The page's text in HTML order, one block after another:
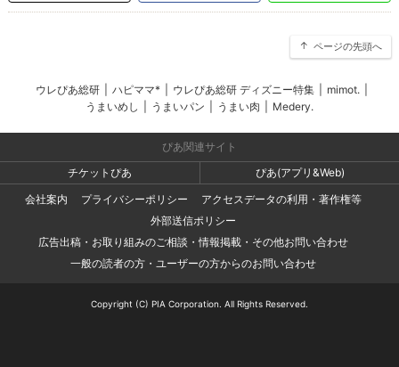
ページの先頭へ
ウレぴあ総研 ハピママ* ウレぴあ総研 ディズニー特集 mimot.
うまいめし
うまいパン うまい肉 Medery.
ぴあ関連サイト
チケットぴあ
ぴあ(アプリ&Web)
会社案内
プライバシーポリシー
アクセスデータの利用・著作権等
外部送信ポリシー
広告出稿・お取り組みのご相談・情報掲載・その他お問い合わせ
一般の読者の方・ユーザーの方からのお問い合わせ
Copyright (C) PIA Corporation. All Rights Reserved.